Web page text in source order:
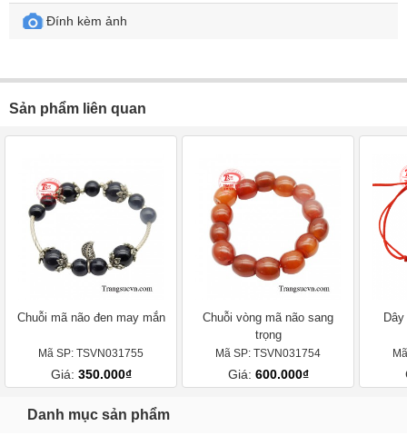
Đính kèm ảnh
Sản phẩm liên quan
Chuỗi mã não đen may mắn
Mã SP: TSVN031755
Giá: 350.000₫
Chuỗi vòng mã não sang
trọng
Mã SP: TSVN031754
Giá: 600.000₫
Danh mục sản phẩm